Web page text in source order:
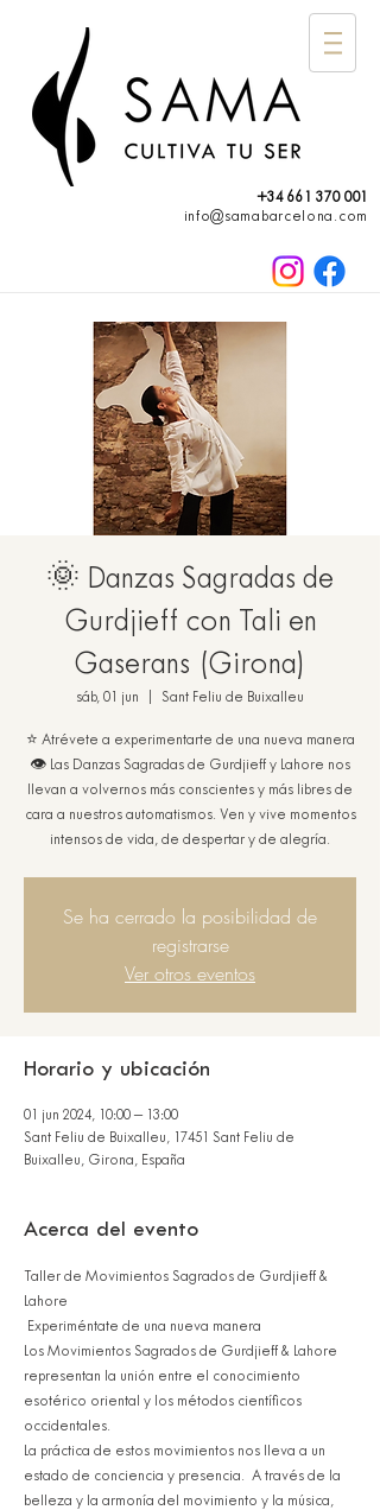
+34 661 370 001
info@samabarcelona.com
🌞 Danzas Sagradas de
Gurdjieff con Tali en
Gaserans (Girona)
sáb, 01 jun Sant Feliu de Buixalleu
⭐ Atrévete a experimentarte de una nueva manera
👁️ Las Danzas Sagradas de Gurdjieff y Lahore nos
llevan a volvernos más conscientes y más libres de
cara a nuestros automatismos. Ven y vive momentos
intensos de vida, de despertar y de alegría.
Se ha cerrado la posibilidad de
registrarse
Ver otros eventos
Horario y ubicación
01 jun 2024, 10:00 – 13:00
Sant Feliu de Buixalleu, 17451 Sant Feliu de
Buixalleu, Girona, España
Acerca del evento
Taller de Movimientos Sagrados de Gurdjieff &
Lahore
Experiméntate de una nueva manera
Los Movimientos Sagrados de Gurdjieff & Lahore
representan la unión entre el conocimiento
esotérico oriental y los métodos científicos
occidentales.
La práctica de estos movimientos nos lleva a un
estado de conciencia y presencia.  A través de la
belleza y la armonía del movimiento y la música,